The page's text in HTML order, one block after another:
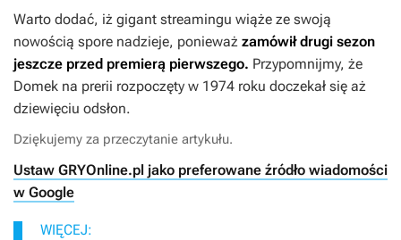
Warto dodać, iż gigant streamingu wiąże ze swoją
nowością spore nadzieje, ponieważ zamówił drugi sezon
jeszcze przed premierą pierwszego. Przypomnijmy, że
Domek na prerii rozpoczęty w 1974 roku doczekał się aż
dziewięciu odsłon.
Dziękujemy za przeczytanie artykułu.
Ustaw GRYOnline.pl jako preferowane źródło wiadomości
w Google
WIĘCEJ: